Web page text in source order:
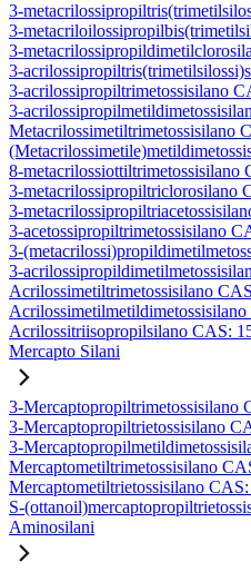
3-
3-
3-
3-
3-acrilossipropiltrimetossisilano
3-
Metacrilossimetiltrimetossisilano
8-metacrilossiottiltrimetossisilano
3-metacrilossipropiltriclorosilano
3-
3-acetossipropiltrimetossisilano
3-
3-
Acrilossimetiltrimetossisilano
Acrilossitriisopropilsilano CAS:
Mercapto Silani
3-Mercaptopropiltrimetossisilano
3-Mercaptopropiltrietossisilano
3-
Mercaptometiltrimetossisilano
Mercaptometiltrietossisilano
S-
Aminosilani